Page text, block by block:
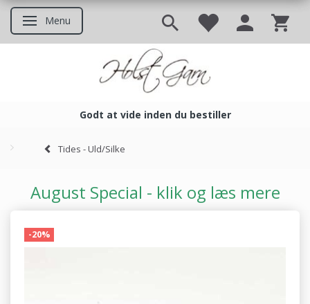
Skifte navigation
Menu
Godt at vide inden du bestiller
Tides - Uld/Silke
August Special - klik og læs mere
-20%